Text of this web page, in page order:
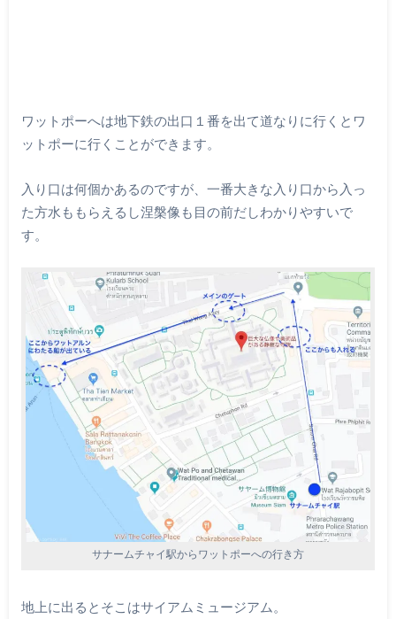
ワットポーへは地下鉄の出口１番を出て道なりに行くとワ
ットポーに行くことができます。
入り口は何個かあるのですが、一番大きな入り口から入っ
た方水ももらえるし涅槃像も目の前だしわかりやすいで
す。
サナームチャイ駅からワットポーへの行き方
地上に出るとそこはサイアムミュージアム。